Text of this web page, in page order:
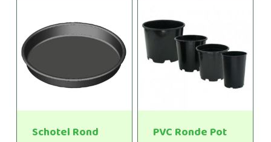
Schotel Rond PVC Ronde Pot